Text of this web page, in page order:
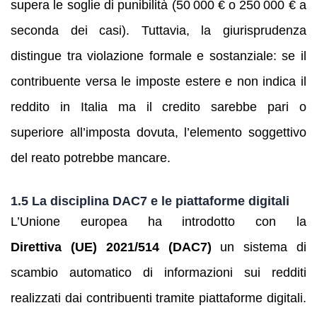
supera le soglie di punibilità (50 000 € o 250 000 € a
seconda dei casi). Tuttavia, la giurisprudenza
distingue tra violazione formale e sostanziale: se il
contribuente versa le imposte estere e non indica il
reddito in Italia ma il credito sarebbe pari o
superiore all’imposta dovuta, l’elemento soggettivo
del reato potrebbe mancare.
1.5 La disciplina DAC7 e le piattaforme digitali
L’Unione europea ha introdotto con la
Direttiva (UE) 2021/514 (DAC7) un sistema di
scambio automatico di informazioni sui redditi
realizzati dai contribuenti tramite piattaforme digitali.